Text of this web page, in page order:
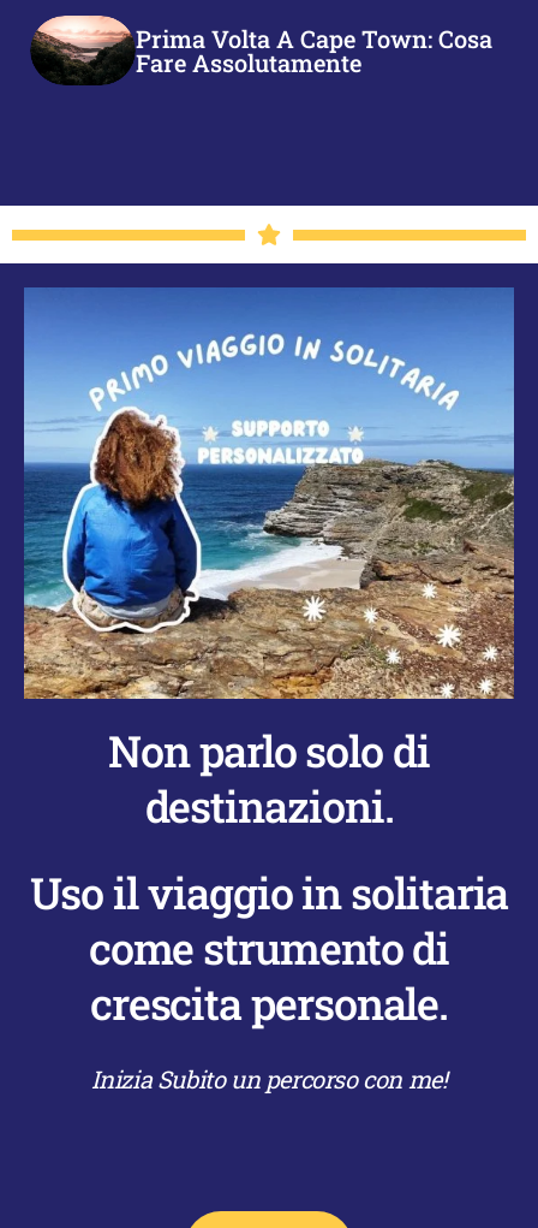
Prima Volta A Cape Town: Cosa
Fare Assolutamente
Non parlo solo di
destinazioni.
Uso il viaggio in solitaria
come strumento di
crescita personale.
Inizia Subito un percorso con me!